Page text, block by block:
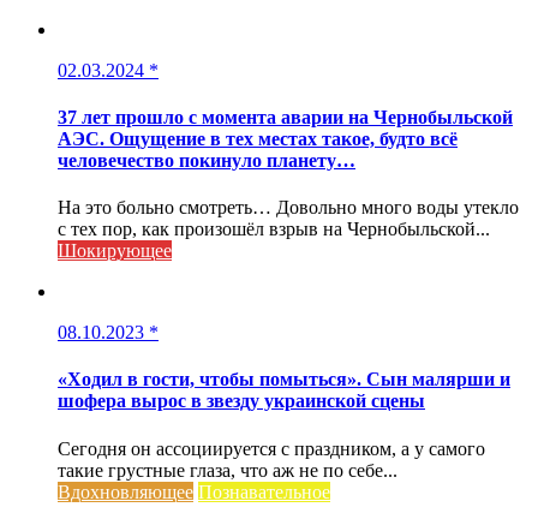
02.03.2024 *
37 лет прошло с момента аварии на Чернобыльской
АЭС. Ощущение в тех местах такое, будто всё
человечество покинуло планету…
На это больно смотреть… Довольно много воды утекло
с тех пор, как произошёл взрыв на Чернобыльской...
Шокирующее
08.10.2023 *
«Ходил в гости, чтобы помыться». Сын малярши и
шофера вырос в звезду украинской сцены
Сегодня он ассоциируется с праздником, а у самого
такие грустные глаза, что аж не по себе...
Вдохновляющее Познавательное